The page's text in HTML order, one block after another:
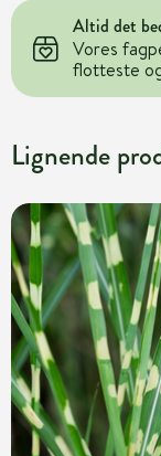
Altid det
Vores
flotteste
Lignende